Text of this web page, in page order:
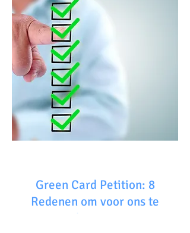
Green Card Petition: 8
Redenen om voor ons te
kiezen: